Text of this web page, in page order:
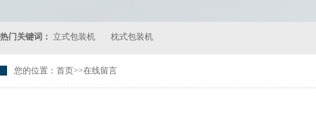
热门关键词： 立式包装机 枕式包装机
您的位置： 首页>>在线留言